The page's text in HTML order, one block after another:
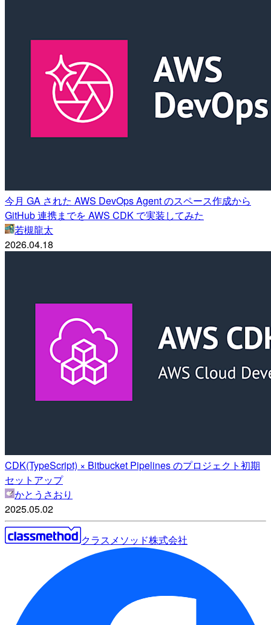
今月 GA された AWS DevOps Agent のスペース作成から
GitHub 連携までを AWS CDK で実装してみた
若槻龍太
2026.04.18
CDK(TypeScript) × Bitbucket Pipelines のプロジェクト初期
セットアップ
かとうさおり
2025.05.02
クラスメソッド株式会社